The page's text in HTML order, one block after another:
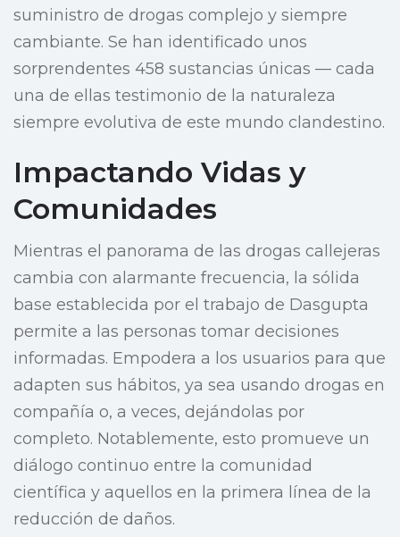
suministro de drogas complejo y siempre
cambiante. Se han identificado unos
sorprendentes 458 sustancias únicas — cada
una de ellas testimonio de la naturaleza
siempre evolutiva de este mundo clandestino.
Impactando Vidas y
Comunidades
Mientras el panorama de las drogas callejeras
cambia con alarmante frecuencia, la sólida
base establecida por el trabajo de Dasgupta
permite a las personas tomar decisiones
informadas. Empodera a los usuarios para que
adapten sus hábitos, ya sea usando drogas en
compañía o, a veces, dejándolas por
completo. Notablemente, esto promueve un
diálogo continuo entre la comunidad
científica y aquellos en la primera línea de la
reducción de daños.